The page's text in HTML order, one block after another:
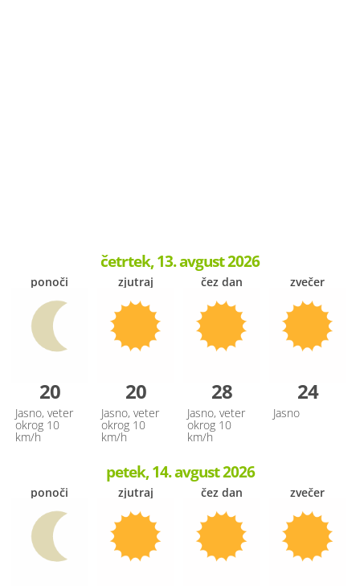
četrtek, 13. avgust 2026
ponoči
20
Jasno, veter
okrog 10
km/h
zjutraj
20
Jasno, veter
okrog 10
km/h
čez dan
28
Jasno, veter
okrog 10
km/h
zvečer
24
Jasno
petek, 14. avgust 2026
ponoči zjutraj čez dan zvečer